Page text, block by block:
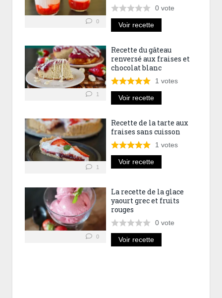
0
0 vote
Voir recette
1
Recette du gâteau
renversé aux fraises et
chocolat blanc
1 votes
Voir recette
1
Recette de la tarte aux
fraises sans cuisson
1 votes
Voir recette
0
La recette de la glace
yaourt grec et fruits
rouges
0 vote
Voir recette